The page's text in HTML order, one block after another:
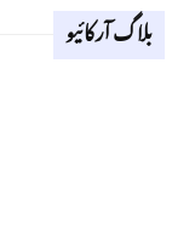
Apr 18, 2026
بلاگ آرکائیو